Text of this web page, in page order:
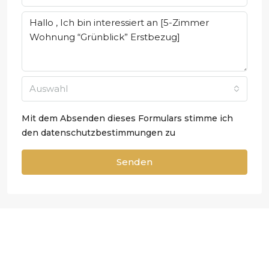
Auswahl
Mit dem Absenden dieses Formulars stimme ich
den datenschutzbestimmungen zu
Senden